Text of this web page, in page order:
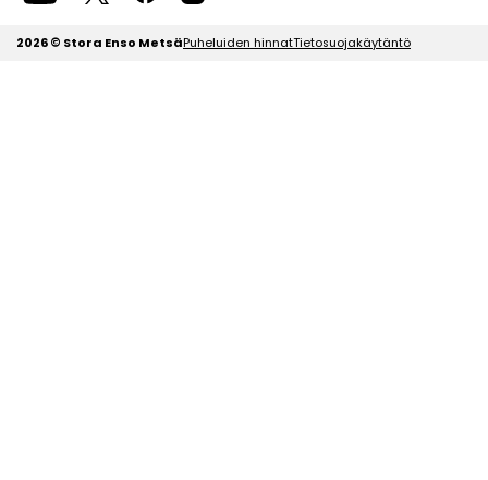
2026 © Stora Enso MetsäPuheluiden hinnatTietosuojakäytäntö